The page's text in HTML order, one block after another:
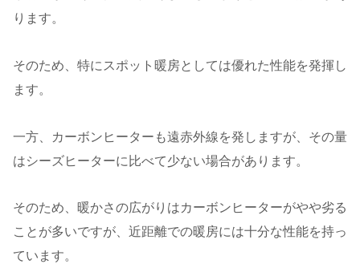
ります。
そのため、特にスポット暖房としては優れた性能を発揮し
ます。
一方、カーボンヒーターも遠赤外線を発しますが、その量
はシーズヒーターに比べて少ない場合があります。
そのため、暖かさの広がりはカーボンヒーターがやや劣る
ことが多いですが、近距離での暖房には十分な性能を持っ
ています。